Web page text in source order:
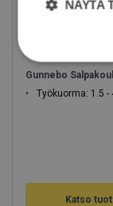
Gunnebo
Työkuorma: 1.5 -
Katso
NÄYTÄ